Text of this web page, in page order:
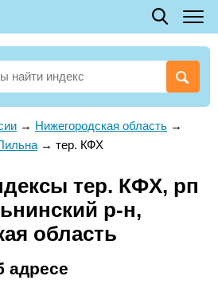
→ Нижегородская область →
→ тер. КФХ
тер. КФХ, рп
р-н,
область
адресе